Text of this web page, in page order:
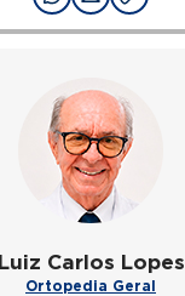
Luiz Carlos Lopes
Ortopedia Geral